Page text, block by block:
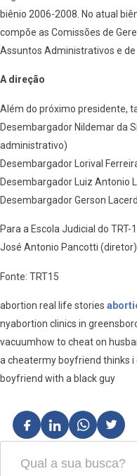
biênio 2006-2008. No atual
compõe as Comissões de
Assuntos Administrativos e de
A direção
Além do próximo presidente,
Desembargador Nildemar da
administrativo)
Desembargador Lorival
Desembargador Luiz Antonio
Desembargador Gerson
Para a Escola Judicial do
José Antonio Pancotti
Fonte: TRT15
abortion real life stories
nyabortion clinics in
vacuumhow to cheat on
a cheatermy boyfriend thinks i
boyfriend with a black guy